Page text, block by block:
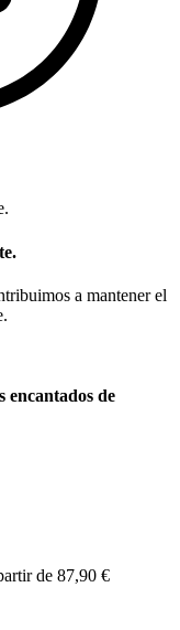
a mantener el
encantados de
de 87,90 €